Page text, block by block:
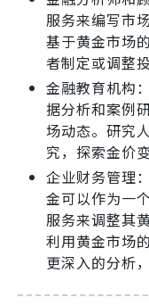
服务来编写市
基于黄金市场
者制定或调整
金融教育机构
据分析和案例
场动态。研究
究，探索金价
企业财务管理
金可以作为一
服务来调整其
利用黄金市场
更深入的分析